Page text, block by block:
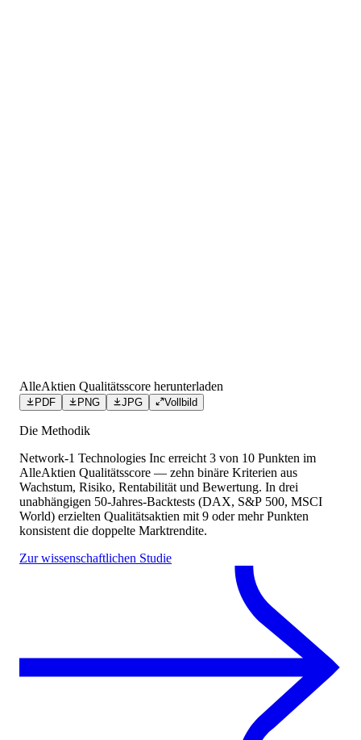
AlleAktien Qualitätsscore herunterladen
PDF PNG JPG Vollbild
Die Methodik
Network-1 Technologies Inc erreicht 3 von 10 Punkten im
AlleAktien Qualitätsscore — zehn binäre Kriterien aus
Wachstum, Risiko, Rentabilität und Bewertung. In drei
unabhängigen 50-Jahres-Backtests (DAX, S&P 500, MSCI
World) erzielten Qualitätsaktien mit 9 oder mehr Punkten
konsistent die doppelte Marktrendite.
Zur wissenschaftlichen Studie